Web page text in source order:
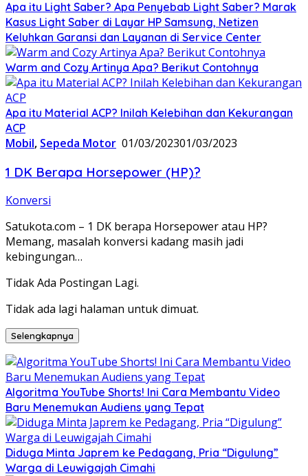
Apa itu Light Saber? Apa Penyebab Light Saber? Marak
Kasus Light Saber di Layar HP Samsung, Netizen
Keluhkan Garansi dan Layanan di Service Center
Warm and Cozy Artinya Apa? Berikut Contohnya
Apa itu Material ACP? Inilah Kelebihan dan Kekurangan
ACP
Mobil, Sepeda Motor 01/03/202301/03/2023
1 DK Berapa Horsepower (HP)?
Konversi
Satukota.com – 1 DK berapa Horsepower atau HP?
Memang, masalah konversi kadang masih jadi
kebingungan…
Tidak Ada Postingan Lagi.
Tidak ada lagi halaman untuk dimuat.
Selengkapnya
Algoritma YouTube Shorts! Ini Cara Membantu Video
Baru Menemukan Audiens yang Tepat
Diduga Minta Japrem ke Pedagang, Pria “Digulung”
Warga di Leuwigajah Cimahi